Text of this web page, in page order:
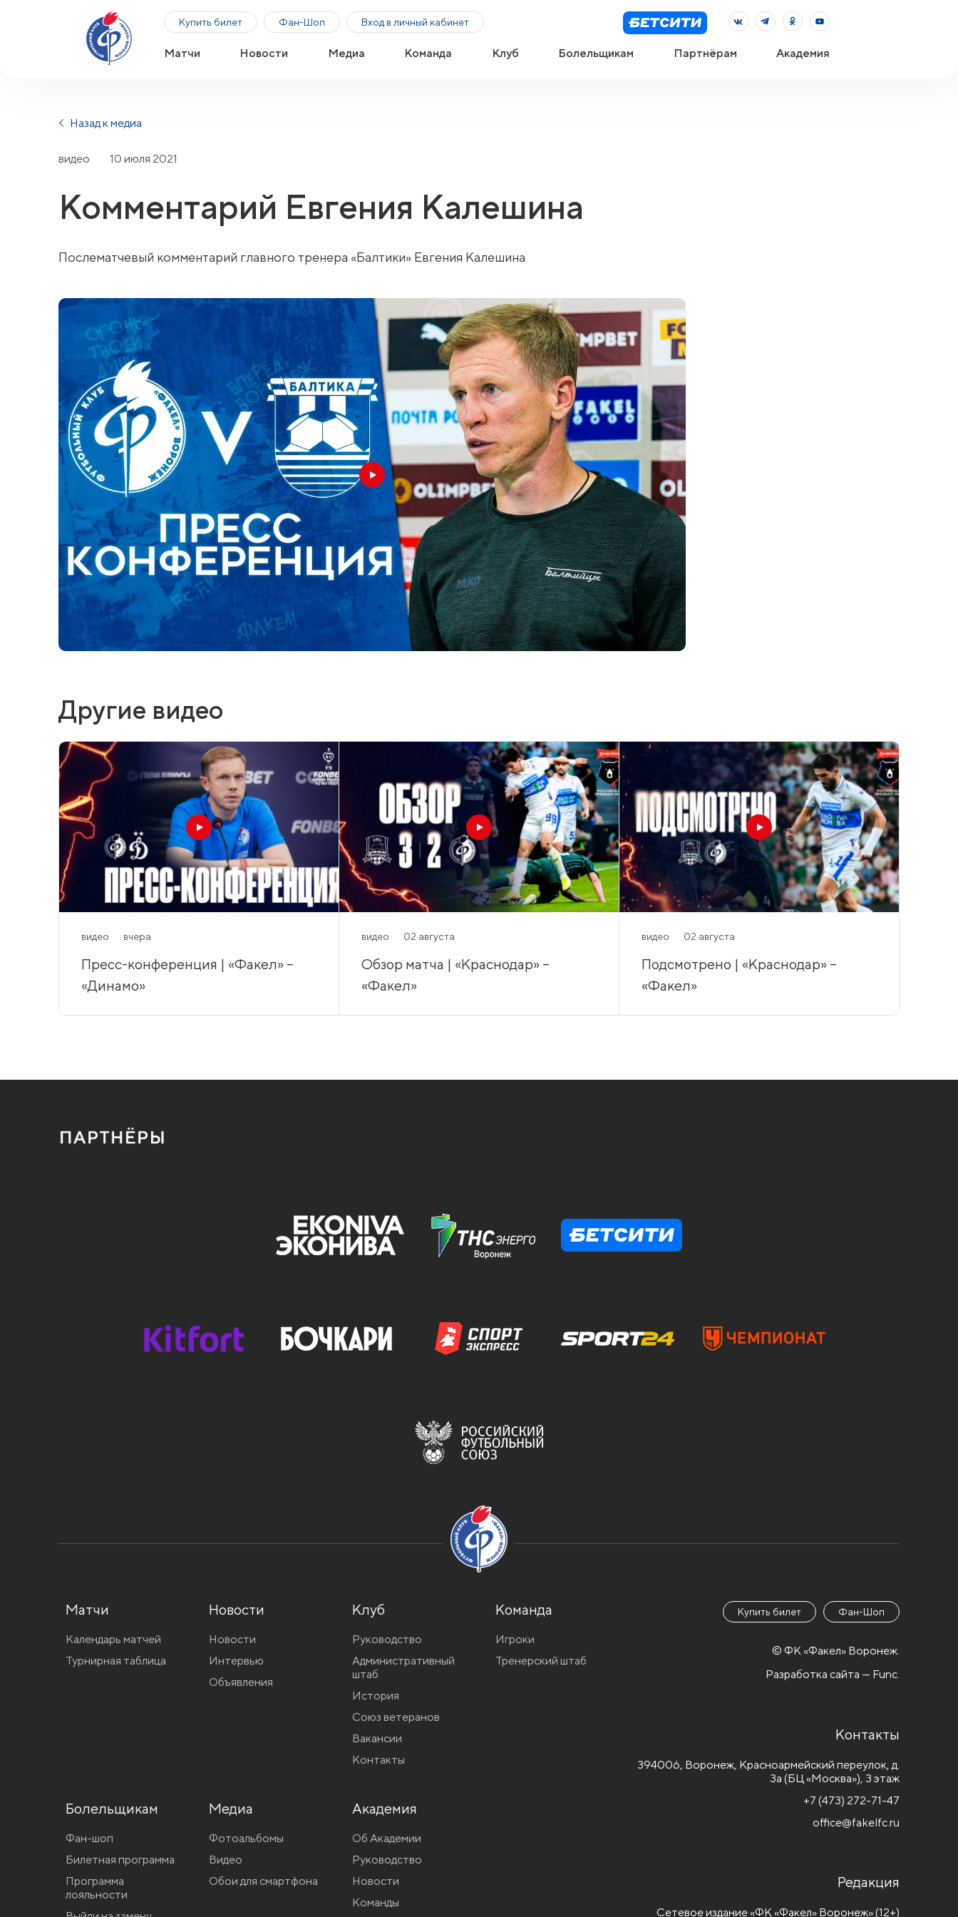
Купить билет Фан-Шоп Вход в личный кабинет
Матчи Новости Медиа Команда Клуб Болельщикам Партнёрам Академия
Назад к медиа
видео 10 июля 2021
Комментарий Евгения Калешина
Послематчевый комментарий главного тренера «Балтики» Евгения Калешина
Другие видео
видео вчера
Пресс-конференция | «Факел» –
«Динамо»
видео 02 августа
Обзор матча | «Краснодар» –
«Факел»
видео 02 августа
Подсмотрено | «Краснодар» –
«Факел»
Матчи
Календарь матчей
Турнирная таблица
Новости
Новости
Интервью
Объявления
Клуб
Руководство
Административный
штаб
История
Союз ветеранов
Вакансии
Контакты
Команда
Игроки
Тренерский штаб
Болельщикам
Фан-шоп
Билетная программа
Программа
лояльности
Медиа
Фотоальбомы
Видео
Обои для смартфона
Академия
Об Академии
Руководство
Новости
Команды
Купить билет Фан-Шоп
© ФК «Факел» Воронеж.
Разработка сайта — Func.
Контакты
394006, Воронеж, Красноармейский переулок, д.
3а (БЦ «Москва»), 3 этаж
+7 (473) 272-71-47
office@fakelfc.ru
Редакция
Сетевое издание «ФК «Факел» Воронеж» (12+)